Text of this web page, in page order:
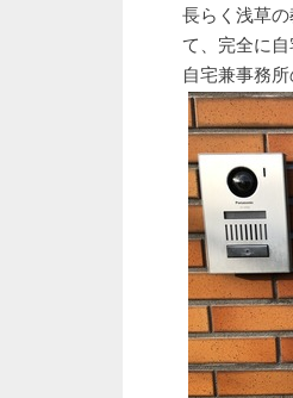
長らく浅草
て、完全に自
自宅兼事務